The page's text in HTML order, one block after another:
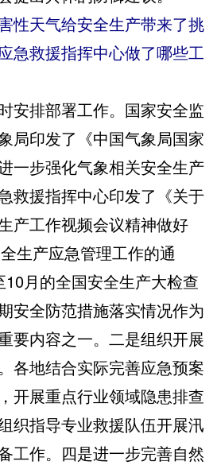
性天气给安全生产带来了挑
急救援指挥中心做了哪些工
安排部署工作。国家安全监
局印发了《中国气象局国家
一步强化气象相关安全生产
救援指挥中心印发了《关于
产工作视频会议精神做好
生产应急管理工作的通
月的全国安全生产大检查
安全防范措施落实情况作为
要内容之一。二是组织开展
各地结合实际完善应急预案
开展重点行业领域隐患排查
织指导专业救援队伍开展汛
工作。四是进一步完善自然